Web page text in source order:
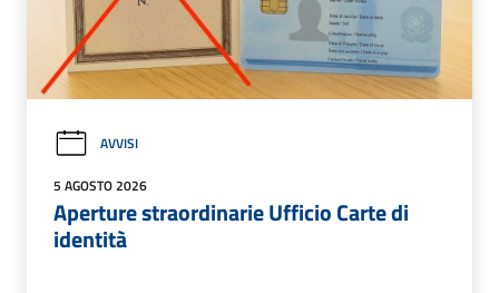
AVVISI
5 AGOSTO 2026
Aperture straordinarie Ufficio Carte di
identità